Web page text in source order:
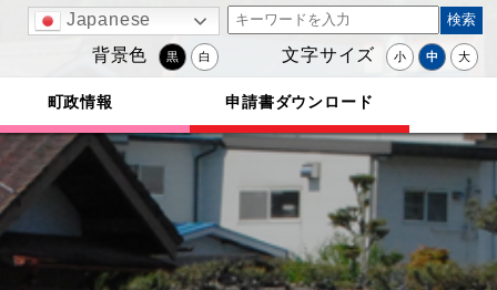
Japanese
背景色 黒 白 文字サイズ 小 中 大
町政情報 申請書ダウンロード